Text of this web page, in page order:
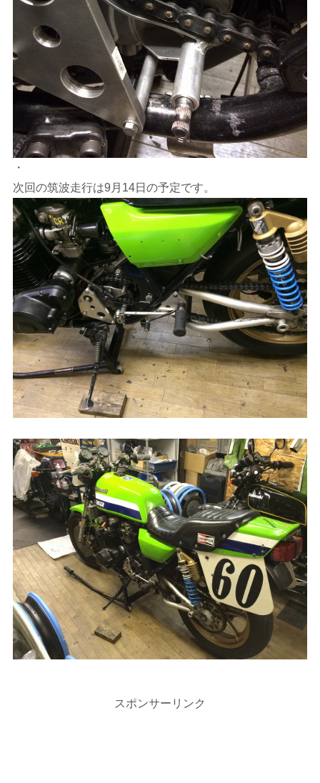
・
次回の筑波走行は9月14日の予定です。
スポンサーリンク